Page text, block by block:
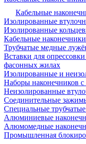
Кабельные
Изолированные
Изолированные
Кабельные
Трубчатые медные
Вставки для
фасонных жилах
Изолированные и
Наборы наконечников
Неизолированные
Соединительные
Специальные
Алюминиевые
Алюмомедные
Промышленная